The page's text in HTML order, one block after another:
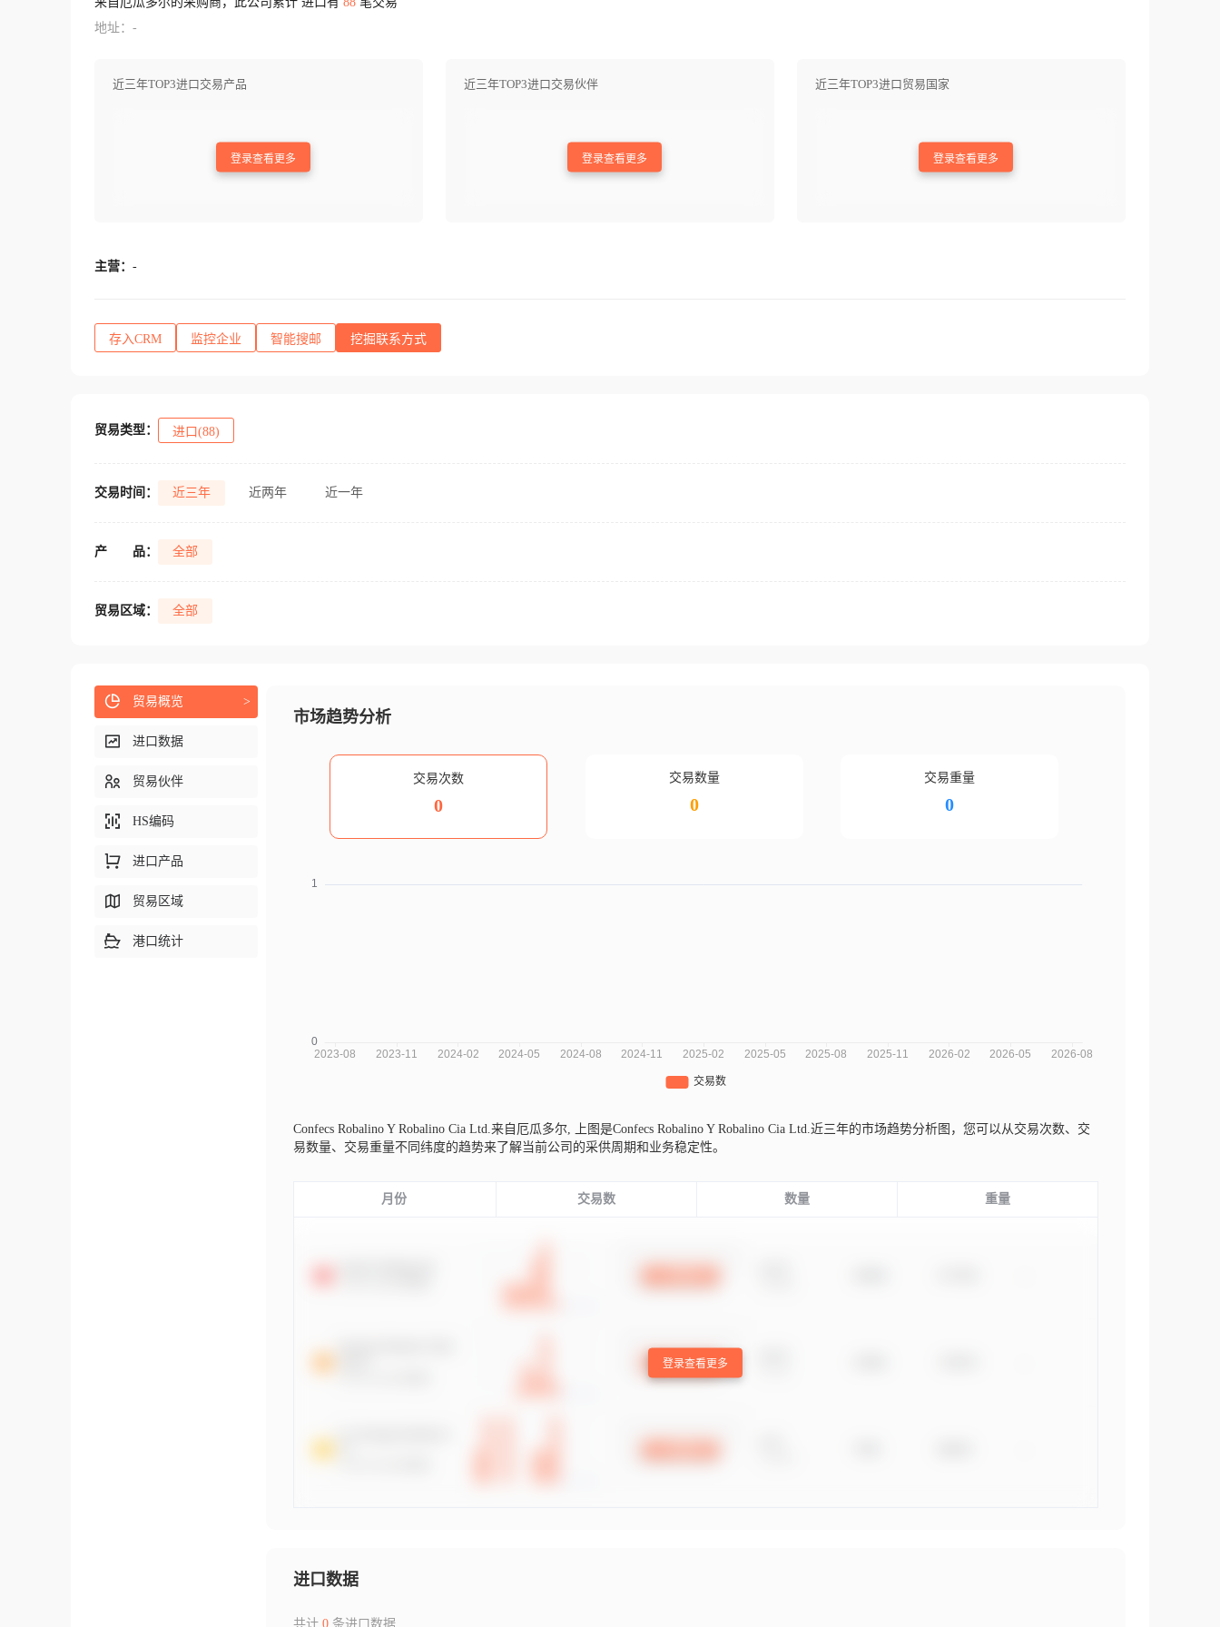
地址：-
近三年TOP3进口交易产品
登录查看更多
近三年TOP3进口交易伙伴
登录查看更多
近三年TOP3进口贸易国家
登录查看更多
主营： -
存入CRM 监控企业 智能搜邮 挖掘联系方式
贸易类型： 进口(88)
交易时间： 近三年 近两年 近一年
产 品： 全部
贸易区域： 全部
市场趋势分析
交易次数
0
交易数量
0
交易重量
0
Confecs Robalino Y Robalino Cia Ltd.来自厄瓜多尔,
上图是Confecs Robalino Y Robalino Cia Ltd.近三年的市场趋势分析图，您可以从交易次数、交
易数量、交易重量不同纬度的趋势来了解当前公司的采供周期和业务稳定性。
月份 交易数 数量 重量
登录查看更多
进口数据
共计 0条进口数据
贸易概览 >
进口数据
贸易伙伴
HS编码
进口产品
贸易区域
港口统计